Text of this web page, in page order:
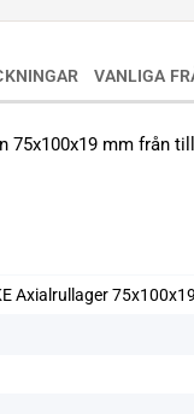
VANLIGA
75x100x19 mm från
Axialrullager 75x100x19